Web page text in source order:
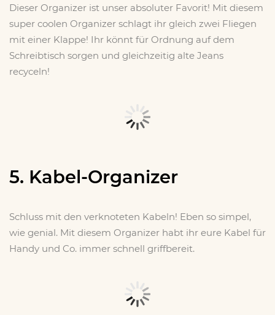
Dieser Organizer ist unser absoluter Favorit! Mit diesem
super coolen Organizer schlagt ihr gleich zwei Fliegen
mit einer Klappe! Ihr könnt für Ordnung auf dem
Schreibtisch sorgen und gleichzeitig alte Jeans
recyceln!
5. Kabel-Organizer
Schluss mit den verknoteten Kabeln! Eben so simpel,
wie genial. Mit diesem Organizer habt ihr eure Kabel für
Handy und Co. immer schnell griffbereit.